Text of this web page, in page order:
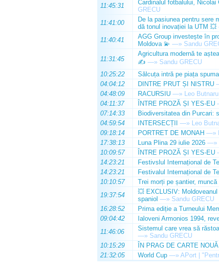
11:45:31
Cardinalul fotbalului,
GRECU
11:41:00
De la pasiunea pentru sere
dă tonul inovației la UTM 💥
11:40:41
AGG Group investește în
Moldova 💫 —» Sandu
11:31:45
Agricultura modernă te
✍️ —» Sandu GRECU
10:25:22
Sălcuța intră pe piața
04:04:12
DINTRE PRUT ȘI NISTRU
04:48:09
RACURSIU —» Leo Butnaru
04:11:37
ÎNTRE PROZĂ ȘI YES-EU
07:14:33
Biodiversitatea din Purcari:
04:59:54
INTERSECȚII —» Leo
09:18:14
PORTRET DE MONAH —»
17:38:13
Luna Plina 29 iulie 2026 —»
10:09:57
ÎNTRE PROZĂ ȘI YES-EU
14:23:21
Festivslul Internațional de
14:23:21
Festivalul Internațional de
10:10:57
Trei morți pe șantier, muncă
19:37:54
💥 EXCLUSIV:
spaniol —» Sandu GRECU
16:28:52
Prima ediție a Turneului
09:04:42
Ialoveni Armonios 1994,
11:46:06
Sistemul care vrea să
—» Sandu GRECU
10:15:29
ÎN PRAG DE CARTE NOUĂ
21:32:05
World Cup —» APort |